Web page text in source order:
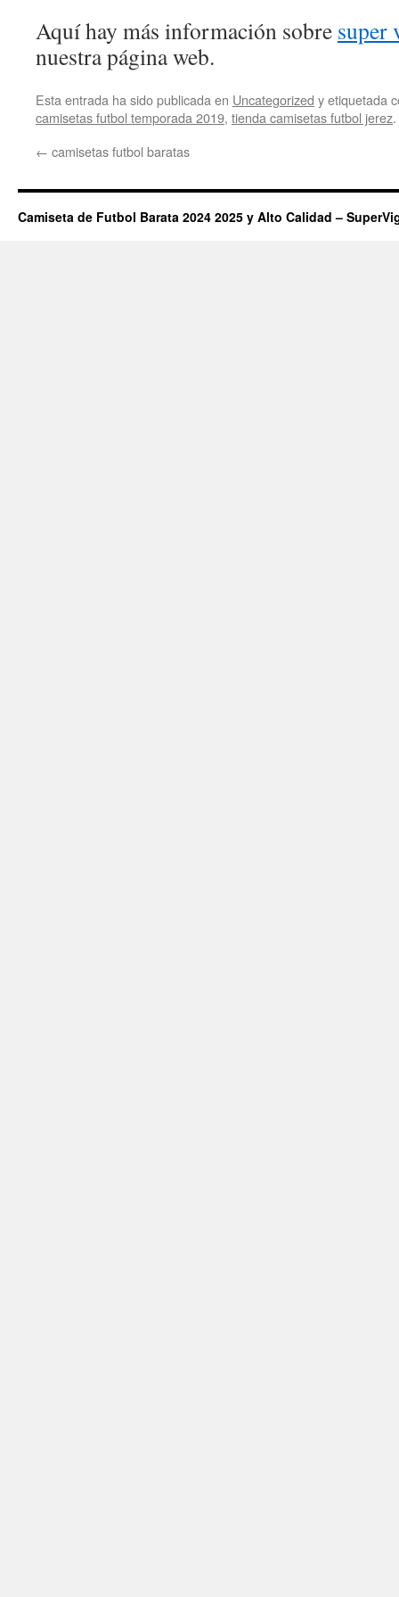
Aquí hay más información sobre super
nuestra página web.
Esta entrada ha sido publicada en Uncategorized y etiquetada
camisetas futbol temporada 2019, tienda camisetas futbol jerez
← camisetas futbol baratas
Camiseta de Futbol Barata 2024 2025 y Alto Calidad –